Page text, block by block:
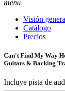
menu
Visión
Catálogo
Precios
Can't Find My Way
Guitars & Backing
Incluye pista de